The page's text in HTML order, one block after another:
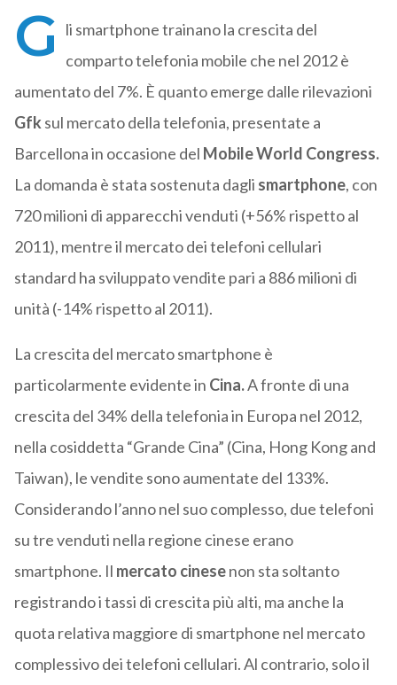
G li smartphone trainano la crescita del
comparto telefonia mobile che nel 2012 è
aumentato del 7%. È quanto emerge dalle rilevazioni
Gfksul mercato della telefonia, presentate a
Barcellona in occasione del Mobile World Congress.
La domanda è stata sostenuta dagli smartphone, con
720 milioni di apparecchi venduti (+56% rispetto al
2011), mentre il mercato dei telefoni cellulari
standard ha sviluppato vendite pari a 886 milioni di
unità (-14% rispetto al 2011).
La crescita del mercato smartphone è
particolarmente evidente in Cina.A fronte di una
crescita del 34% della telefonia in Europa nel 2012,
nella cosiddetta “Grande Cina” (Cina, Hong Kong and
Taiwan), le vendite sono aumentate del 133%.
Considerando l’anno nel suo complesso, due telefoni
su tre venduti nella regione cinese erano
smartphone. Il mercato cinesenon sta soltanto
registrando i tassi di crescita più alti, ma anche la
quota relativa maggiore di smartphone nel mercato
complessivo dei telefoni cellulari. Al contrario, solo il